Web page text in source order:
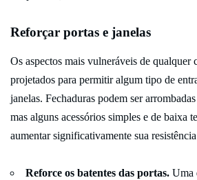
Reforçar portas e janelas
Os aspectos mais vulneráveis ​​de qualquer
projetados para permitir algum tipo de
janelas. Fechaduras podem ser
mas alguns acessórios simples e de baixa
aumentar significativamente sua
Reforce os batentes das portas. Uma